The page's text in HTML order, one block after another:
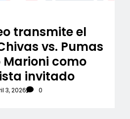
transmite el
vs. Pumas
Marioni como
invitado
3, 2026 0